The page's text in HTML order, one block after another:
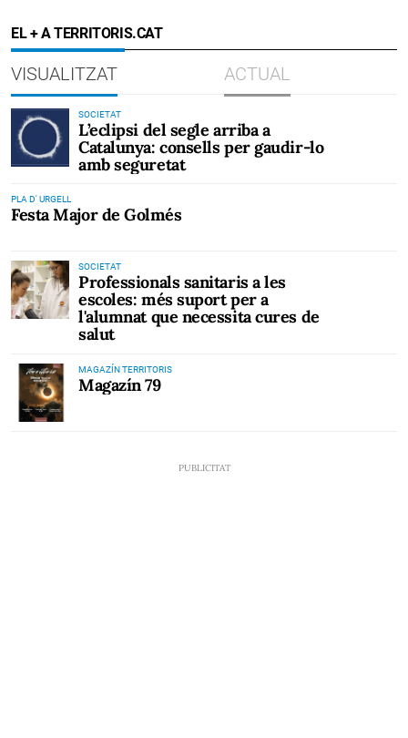
EL + A TERRITORIS.CAT
VISUALITZAT ACTUAL
SOCIETAT
L’eclipsi del segle arriba a
Catalunya: consells per gaudir-lo
amb seguretat
PLA D' URGELL
Festa Major de Golmés
SOCIETAT
Professionals sanitaris a les
escoles: més suport per a
l'alumnat que necessita cures de
salut
MAGAZÍN TERRITORIS
Magazín 79